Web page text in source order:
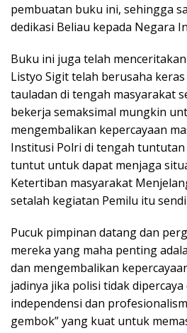
pembuatan buku ini, sehingga
dedikasi Beliau kepada Negara
Buku ini juga telah
Listyo Sigit telah berusaha
tauladan di tengah masyarakat
bekerja semaksimal mungkin
mengembalikan kepercayaan
Institusi Polri di tengah tuntutan
tuntut untuk dapat menjaga
Ketertiban masyarakat
setalah kegiatan Pemilu itu
Pucuk pimpinan datang dan
mereka yang maha penting
dan mengembalikan
jadinya jika polisi tidak
independensi dan
gembok” yang kuat untuk